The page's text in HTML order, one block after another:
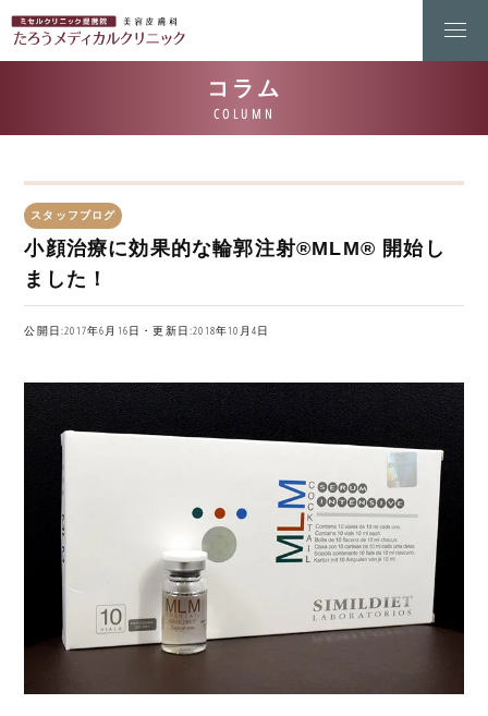
スタッフブログ
小顔治療に効果的な輪郭注射®MLM® 開始し
ました！
公開日:2017年6月16日・更新日:2018年10月4日